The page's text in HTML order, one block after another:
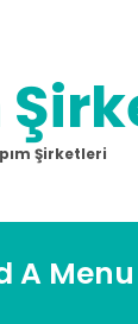
Şirketleri
A Menu